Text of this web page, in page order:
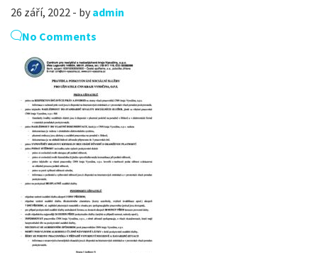
26 září, 2022 - by admin
No Comments